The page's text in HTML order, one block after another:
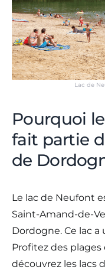
Lac de
Pourquoi
fait partie
de
Le lac de Neufont
Saint-Amand-de-
Dordogne. Ce lac
Profitez des
découvrez les lacs